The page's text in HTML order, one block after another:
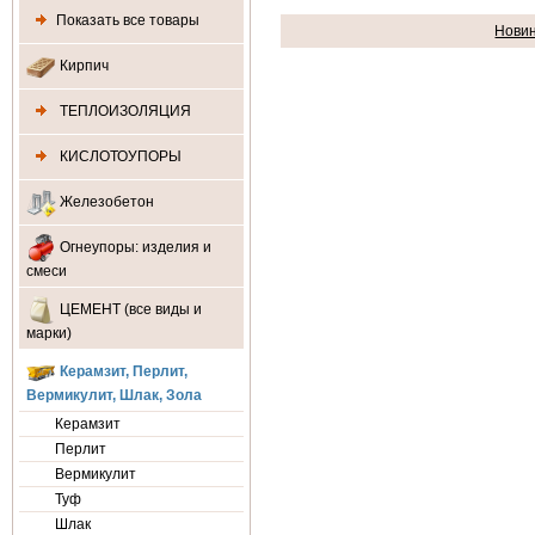
Показать все товары
Кирпич
ТЕПЛОИЗОЛЯЦИЯ
КИСЛОТОУПОРЫ
Железобетон
Огнеупоры: изделия и
смеси
ЦЕМЕНТ (все виды и
марки)
Керамзит, Перлит,
Вермикулит, Шлак, Зола
Керамзит
Перлит
Вермикулит
Туф
Шлак